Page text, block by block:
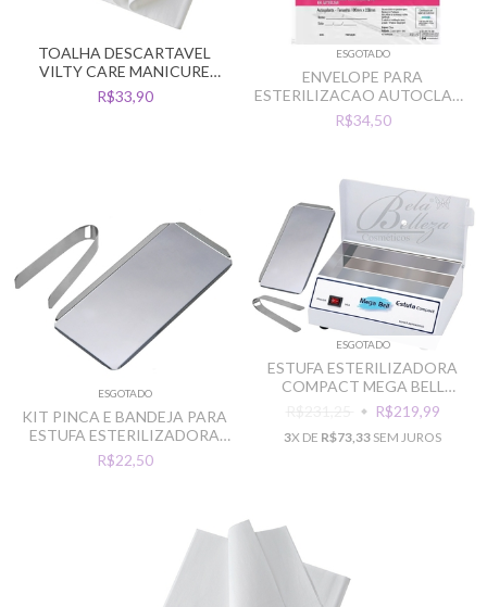
TOALHA DESCARTAVEL
VILTY CARE MANICURE
C/100UN 20X30 GRAM 50
R$33,90
ESGOTADO
ENVELOPE PARA
ESTERILIZACAO AUTOCLARE
VERTIX 10X23CM C/100UN
R$34,50
ESGOTADO
KIT PINCA E BANDEJA PARA
ESTUFA ESTERILIZADORA
MEGA BELL
R$22,50
ESGOTADO
ESTUFA ESTERILIZADORA
COMPACT MEGA BELL
ESTERELIX C/PINCA
R$231,25 R$219,99
3X DE R$73,33 SEM JUROS